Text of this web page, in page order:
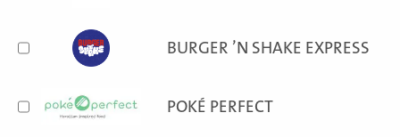
BURGER ’N SHAKE EXPRESS
POKÉ PERFECT